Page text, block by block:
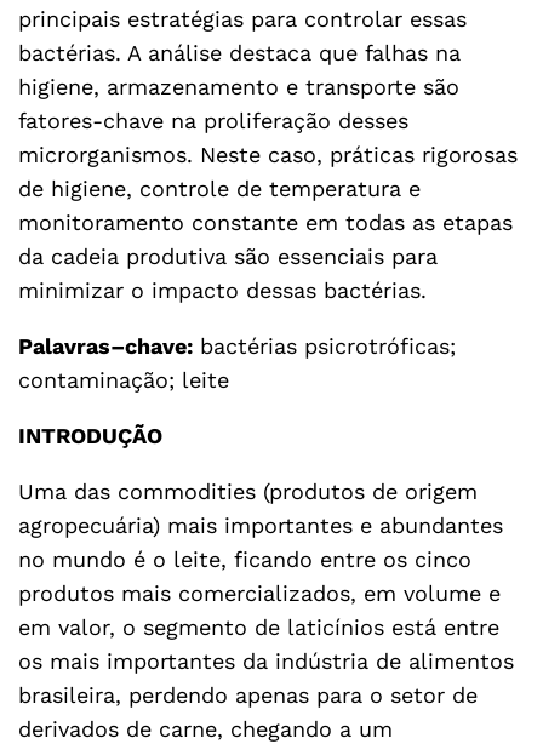
principais estratégias para controlar essas
bactérias. A análise destaca que falhas na
higiene, armazenamento e transporte são
fatores-chave na proliferação desses
microrganismos. Neste caso, práticas rigorosas
de higiene, controle de temperatura e
monitoramento constante em todas as etapas
da cadeia produtiva são essenciais para
minimizar o impacto dessas bactérias.
Palavras–chave: bactérias psicrotróficas;
contaminação; leite
INTRODUÇÃO
Uma das commodities (produtos de origem
agropecuária) mais importantes e abundantes
no mundo é o leite, ficando entre os cinco
produtos mais comercializados, em volume e
em valor, o segmento de laticínios está entre
os mais importantes da indústria de alimentos
brasileira, perdendo apenas para o setor de
derivados de carne, chegando a um